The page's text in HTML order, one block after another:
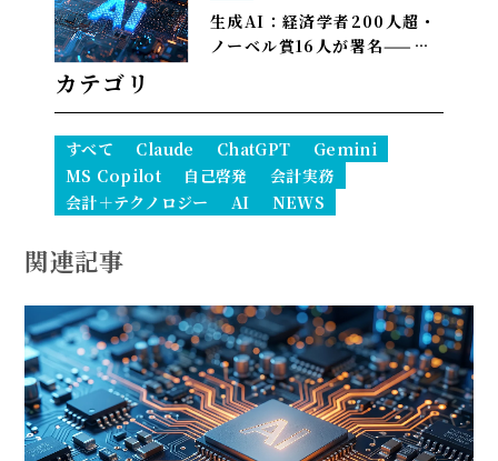
生成AI：経済学者200人超・
ノーベル賞16人が署名——
カテゴリ
すべて Claude ChatGPT
Gemini
MS Copilot
自己啓発
会計実務
会計＋テクノロジー
AI NEWS
関連記事